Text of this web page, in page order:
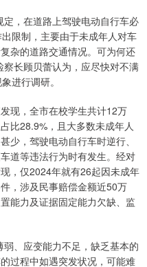
，在道路上驾驶电动自行车必
限制，主要由于未成年人对车
杂的道路交通情况。可为何还
长顾贝蕾认为，应尽快对不满
进行调研。
现，全市在校学生共计12万
比28.9%，且大多数未成年人
少，驾驶电动自行车时逆行、
道等违法行为时有发生。经对
，仅2024年就有26起因未成年
，涉及民事赔偿金额近50万
能力及证据固定能力欠缺、监
、应变能力不足，缺乏基本的
过程中如遇突发状况，可能难